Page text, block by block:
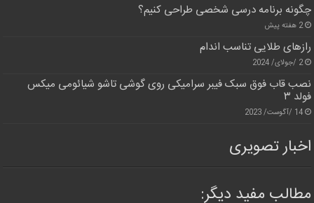
چگونه برنامه درسی شخصی طراحی کنیم؟
2 هفته پیش
رازهای طلایی تناسب اندام
2 /جولای/ 2024
نصب قاب فوق سبک فیبر سرامیکی روی گوشی تاشو شیائومی میکس
فولد ۳
14 /آگوست/ 2023
اخبار تصویری
مطالب مفید دیگر: